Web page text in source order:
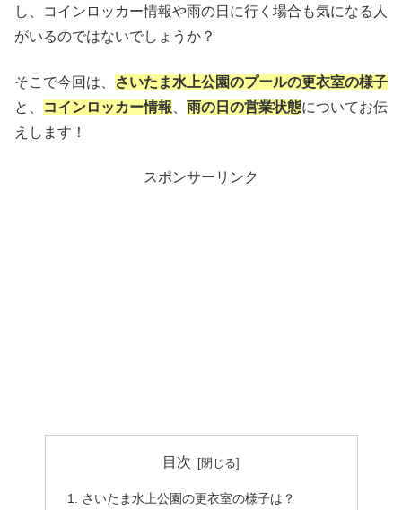
し、コインロッカー情報や雨の日に行く場合も気になる人
がいるのではないでしょうか？
そこで今回は、
さいたま水上公園のプールの更衣室の様子
と、
コインロッカー情報 雨の日の営業状態についてお伝
えします！
スポンサーリンク
目次
さいたま水上公園の更衣室の様子は？